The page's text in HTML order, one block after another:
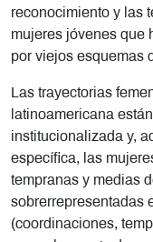
reconocimiento y las
mujeres jóvenes que
por viejos esquemas
Las trayectorias
latinoamericana
institucionalizada y,
específica, las
tempranas y medias
sobrerrepresentadas
(coordinaciones,